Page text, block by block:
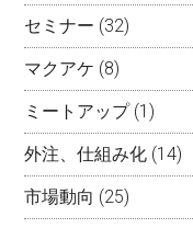
セミナー (32)
マクアケ (8)
ミートアップ(1)
外注、仕組み化 (14)
市場動向 (25)